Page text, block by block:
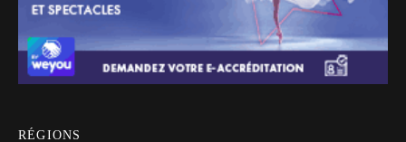
RÉGIONS